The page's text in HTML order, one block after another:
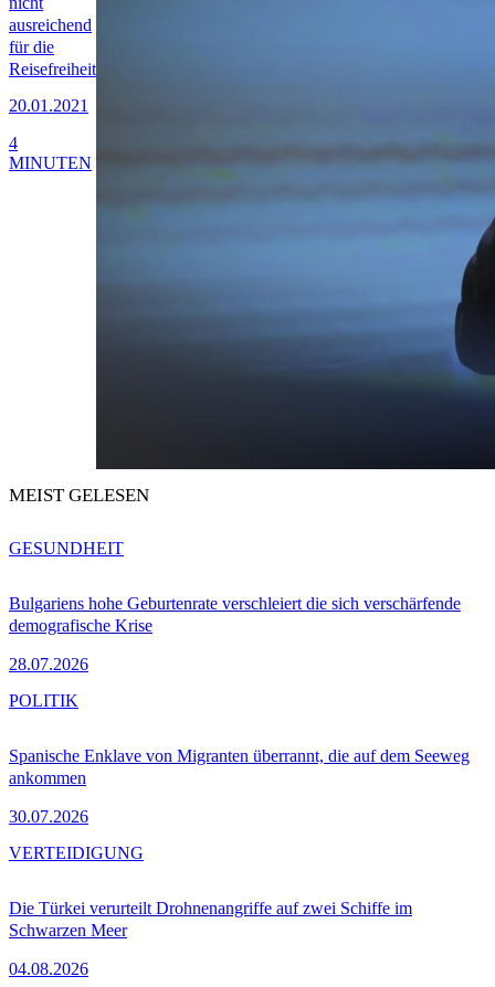
ausreichend
für die
Reisefreiheit
20.01.2021
4
MINUTEN
MEIST GELESEN
Bulgariens hohe Geburtenrate verschleiert die sich verschärfende
demografische Krise
28.07.2026
GESUNDHEIT
Spanische Enklave von Migranten überrannt, die auf dem Seeweg
ankommen
30.07.2026
POLITIK
Die Türkei verurteilt Drohnenangriffe auf zwei Schiffe im
Schwarzen Meer
04.08.2026
VERTEIDIGUNG